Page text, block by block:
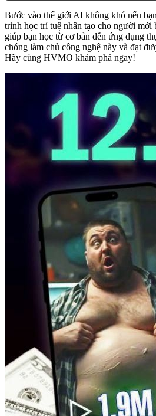
Bước vào thế giới AI không khó nếu
trình học trí tuệ nhân tạo cho người
giúp bạn học từ cơ bản đến ứng dụng
chóng làm chủ công nghệ này và đạt
Hãy cùng HVMO khám phá ngay!